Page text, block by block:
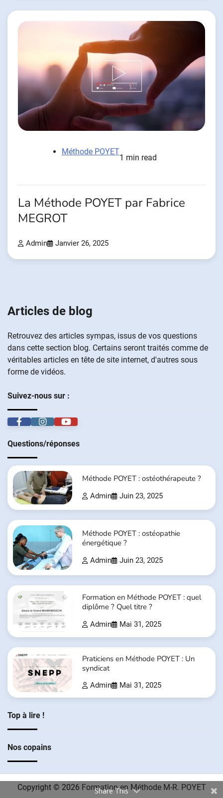
Méthode POYET
1 min read
La Méthode POYET par Fabrice
MEGROT
Admin Janvier 26, 2025
Articles de blog
Retrouvez des articles sympas, issus de vos questions
dans cette section blog. Certains seront traités comme de
véritables articles en tête de site internet, d'autres sous
forme de vidéos.
Suivez-nous sur :
Questions/réponses
Méthode POYET : ostéothérapeute ?
Admin Juin 23, 2025
Méthode POYET : ostéopathie
énergétique ?
Admin Juin 23, 2025
Formation en Méthode POYET : quel
diplôme ? Quel titre ?
Admin Mai 31, 2025
Praticiens en Méthode POYET : Un
syndicat
Admin Mai 31, 2025
Top à lire !
Nos copains
Copyright © 2026 Formation en Méthode M-R. POYET
Share This